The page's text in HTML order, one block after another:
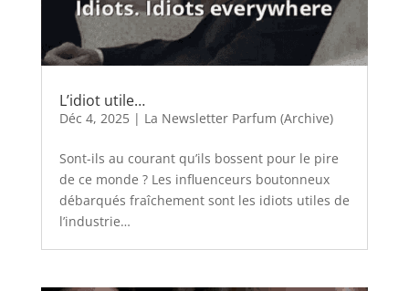
L’idiot utile…
Déc 4, 2025| La Newsletter Parfum (Archive)
Sont-ils au courant qu’ils bossent pour le pire
de ce monde ? Les influenceurs boutonneux
débarqués fraîchement sont les idiots utiles de
l’industrie…